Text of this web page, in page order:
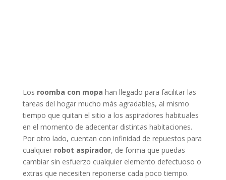
Los roomba con mopa han llegado para facilitar las
tareas del hogar mucho más agradables, al mismo
tiempo que quitan el sitio a los aspiradores habituales
en el momento de adecentar distintas habitaciones.
Por otro lado, cuentan con infinidad de repuestos para
cualquier robot aspirador, de forma que puedas
cambiar sin esfuerzo cualquier elemento defectuoso o
extras que necesiten reponerse cada poco tiempo.